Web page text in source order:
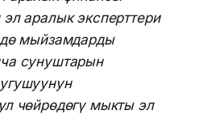
аралык эксперттери
мыйзамдарды
сунуштарын
чөйрөдөгү мыкты эл